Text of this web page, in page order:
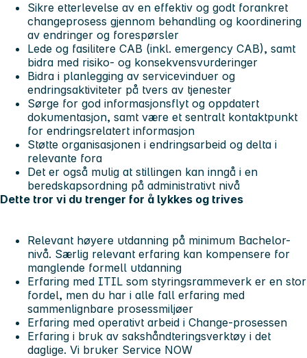
Sikre etterlevelse av en effektiv og godt forankret
changeprosess gjennom behandling og koordinering
av endringer og forespørsler
Lede og fasilitere CAB (inkl. emergency CAB), samt
bidra med risiko- og konsekvensvurderinger
Bidra i planlegging av servicevinduer og
endringsaktiviteter på tvers av tjenester
Sørge for god informasjonsflyt og oppdatert
dokumentasjon, samt være et sentralt kontaktpunkt
for endringsrelatert informasjon
Støtte organisasjonen i endringsarbeid og delta i
relevante fora
Det er også mulig at stillingen kan inngå i en
beredskapsordning på administrativt nivå
Dette tror vi du trenger for å lykkes og trives
Relevant høyere utdanning på minimum Bachelor-
nivå. Særlig relevant erfaring kan kompensere for
manglende formell utdanning
Erfaring med ITIL som styringsrammeverk er en stor
fordel, men du har i alle fall erfaring med
sammenlignbare prosessmiljøer
Erfaring med operativt arbeid i Change-prosessen
Erfaring i bruk av sakshåndteringsverktøy i det
daglige. Vi bruker Service NOW